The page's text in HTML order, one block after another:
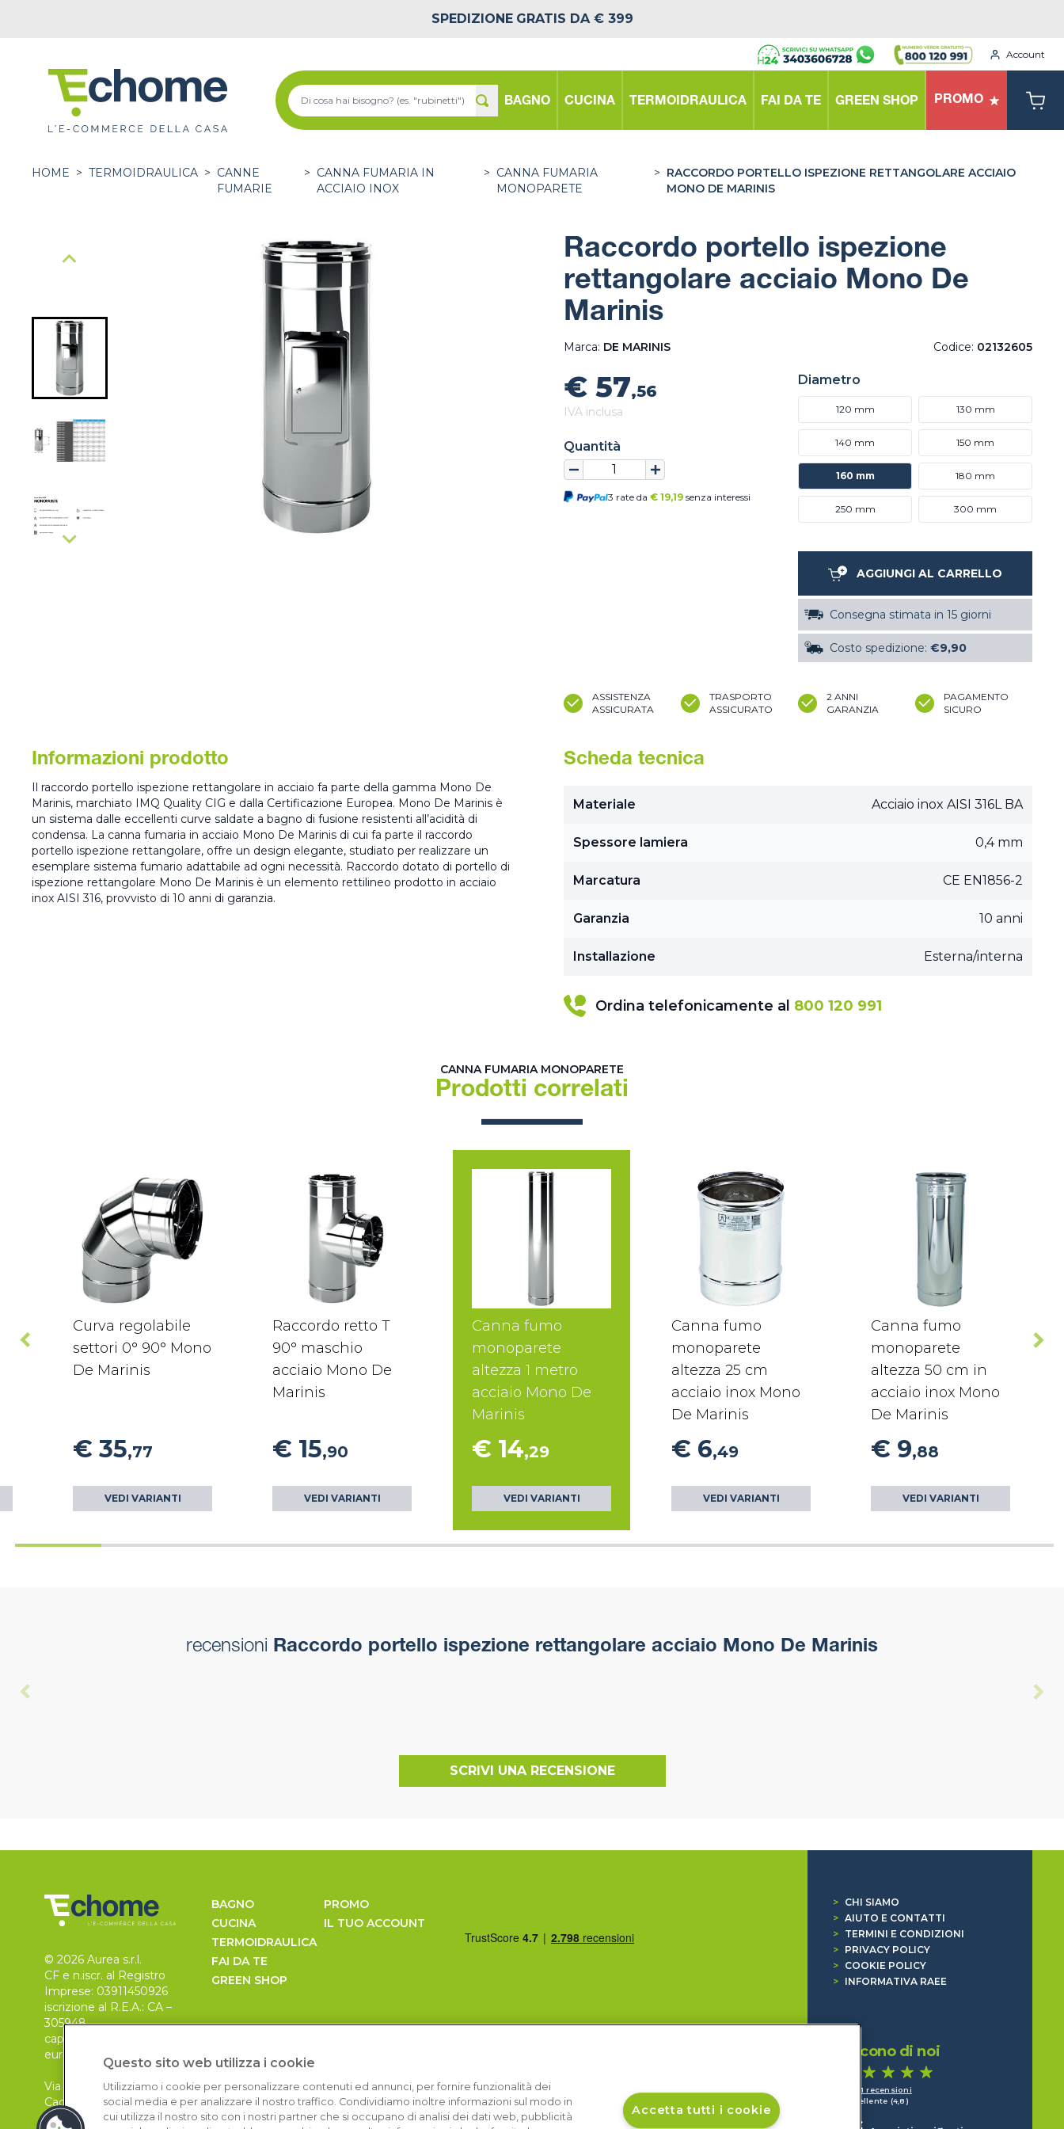
SPEDIZIONE GRATIS DA € 399
Account
BAGNO CUCINA TERMOIDRAULICA FAI DA TE GREEN SHOP PROMO
HOME > TERMOIDRAULICA > CANNE
FUMARIE
> CANNA FUMARIA IN
ACCIAIO INOX
> CANNA FUMARIA
MONOPARETE
> RACCORDO PORTELLO ISPEZIONE RETTANGOLARE ACCIAIO
MONO DE MARINIS
Raccordo portello ispezione
rettangolare acciaio Mono De
Marinis
Marca: DE MARINIS Codice: 02132605
€ 57,56
IVA inclusa
Quantità
3 rate da € 19,19 senza interessi
Diametro
120 mm 130 mm
140 mm 150 mm
160 mm 180 mm
250 mm 300 mm
AGGIUNGI AL CARRELLO
Consegna stimata in 15 giorni
Costo spedizione: €9,90
ASSISTENZA
ASSICURATA
TRASPORTO
ASSICURATO
2 ANNI
GARANZIA
PAGAMENTO
SICURO
Informazioni prodotto
Il raccordo portello ispezione rettangolare in acciaio fa parte della gamma Mono De
Marinis, marchiato IMQ Quality CIG e dalla Certificazione Europea. Mono De Marinis è
un sistema dalle eccellenti curve saldate a bagno di fusione resistenti all’acidità di
condensa. La canna fumaria in acciaio Mono De Marinis di cui fa parte il raccordo
portello ispezione rettangolare, offre un design elegante, studiato per realizzare un
esemplare sistema fumario adattabile ad ogni necessità. Raccordo dotato di portello di
ispezione rettangolare Mono De Marinis è un elemento rettilineo prodotto in acciaio
inox AISI 316, provvisto di 10 anni di garanzia.
Scheda tecnica
Materiale Acciaio inox AISI 316L BA
Spessore lamiera 0,4 mm
Marcatura CE EN1856-2
Garanzia 10 anni
Installazione Esterna/interna
Ordina telefonicamente al 800 120 991
CANNA FUMARIA MONOPARETE
Prodotti correlati
Curva regolabile
settori 0° 90° Mono
De Marinis
€ 35,77
VEDI VARIANTI
Raccordo retto T
90° maschio
acciaio Mono De
Marinis
€ 15,90
VEDI VARIANTI
Canna fumo
monoparete
altezza 1 metro
acciaio Mono De
Marinis
€ 14,29
VEDI VARIANTI
Canna fumo
monoparete
altezza 25 cm
acciaio inox Mono
De Marinis
€ 6,49
VEDI VARIANTI
Canna fumo
monoparete
altezza 50 cm in
acciaio inox Mono
De Marinis
€ 9,88
VEDI VARIANTI
recensioni Raccordo portello ispezione rettangolare acciaio Mono De Marinis
SCRIVI UNA RECENSIONE
© 2026 Aurea s.r.l.
CF e n.iscr. al Registro
Imprese: 03911450926
iscrizione al R.E.A.: CA –
305948
capitale sociale 30.000
euro, i.v.
Via Pietro Leo n. 6
Cagliari
09129
BAGNO
CUCINA
TERMOIDRAULICA
FAI DA TE
GREEN SHOP
PROMO
IL TUO ACCOUNT
>
CHI SIAMO
> AIUTO E CONTATTI
>
TERMINI E CONDIZIONI
>
PRIVACY POLICY
>
COOKIE POLICY
>
INFORMATIVA RAEE
Dicono di noi
1.641 recensioni
Eccellente (4,8)
Questo sito web utilizza i cookie
Utilizziamo i cookie per personalizzare contenuti ed annunci, per fornire funzionalità dei
social media e per analizzare il nostro traffico. Condividiamo inoltre informazioni sul modo in
cui utilizza il nostro sito con i nostri partner che si occupano di analisi dei dati web, pubblicità
Accetta tutti i cookie